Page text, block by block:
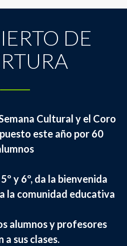
DE
Cultural y el Coro
este año por 60
y 6º, da la bienvenida
la comunidad educativa
alumnos y profesores
a sus clases.